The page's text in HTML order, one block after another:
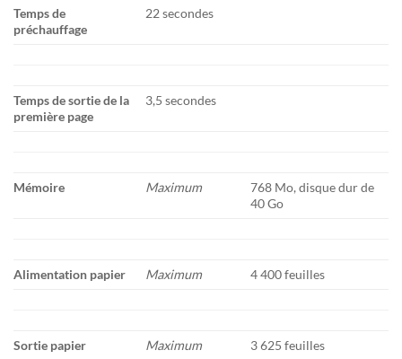
Temps de
préchauffage
22 secondes
Temps de sortie de la
première page
3,5 secondes
Mémoire Maximum
768 Mo, disque dur de
40 Go
Alimentation papier Maximum 4 400 feuilles
Sortie papier Maximum 3 625 feuilles